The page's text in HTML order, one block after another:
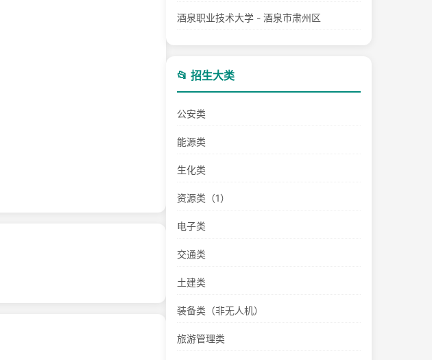
酒泉职业技术大学 - 酒泉市肃州区
📂 招生大类
公安类
能源类
生化类
资源类（1）
电子类
交通类
土建类
装备类（非无人机）
旅游管理类